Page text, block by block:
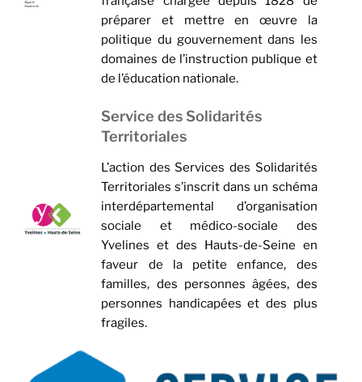
préparer et mettre en œuvre la
politique du gouvernement dans les
domaines de l’instruction publique et
de l’éducation nationale.
Service des Solidarités
Territoriales
L’action des Services des Solidarités
Territoriales s’inscrit dans un schéma
interdépartemental d’organisation
sociale et médico-sociale des
Yvelines et des Hauts-de-Seine en
faveur de la petite enfance, des
familles, des personnes âgées, des
personnes handicapées et des plus
fragiles.